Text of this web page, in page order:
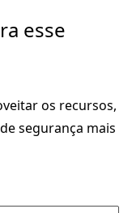
esse
os recursos,
segurança mais